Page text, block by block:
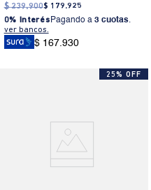
$ 239.900$ 179.925
0% Interés Pagando a 3 cuotas.
ver bancos.
$ 167.930
25% OFF